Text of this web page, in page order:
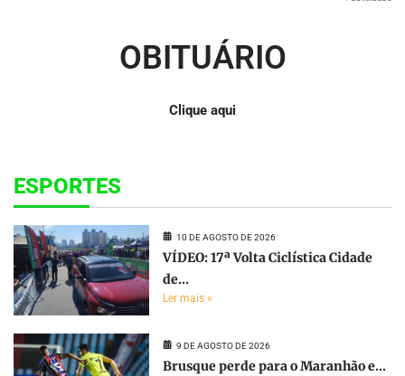
OBITUÁRIO
Clique aqui
ESPORTES
10 DE AGOSTO DE 2026
VÍDEO: 17ª Volta Ciclística Cidade
de...
Ler mais »
9 DE AGOSTO DE 2026
Brusque perde para o Maranhão e...